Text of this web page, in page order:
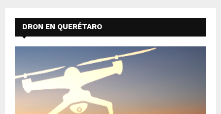
entradas
DRON EN QUERÉTARO